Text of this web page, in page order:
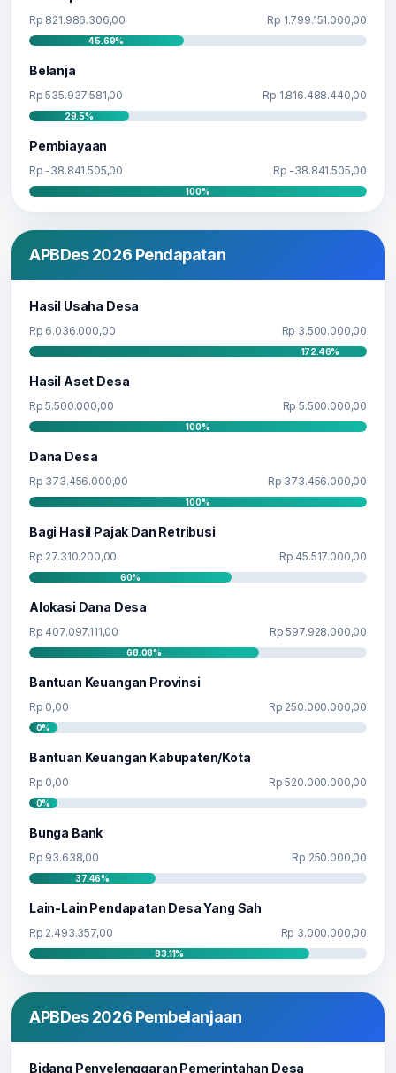
Rp 821.986.306,00 Rp 1.799.151.000,00
45.69%
Belanja
Rp 535.937.581,00 Rp 1.816.488.440,00
29.5%
Pembiayaan
Rp -38.841.505,00 Rp -38.841.505,00
100%
APBDes 2026 Pendapatan
Hasil Usaha Desa
Rp 6.036.000,00 Rp 3.500.000,00
172.46%
Hasil Aset Desa
Rp 5.500.000,00 Rp 5.500.000,00
100%
Dana Desa
Rp 373.456.000,00 Rp 373.456.000,00
100%
Bagi Hasil Pajak Dan Retribusi
Rp 27.310.200,00 Rp 45.517.000,00
60%
Alokasi Dana Desa
Rp 407.097.111,00 Rp 597.928.000,00
68.08%
Bantuan Keuangan Provinsi
Rp 0,00 Rp 250.000.000,00
0%
Bantuan Keuangan Kabupaten/Kota
Rp 0,00 Rp 520.000.000,00
0%
Bunga Bank
Rp 93.638,00 Rp 250.000,00
37.46%
Lain-Lain Pendapatan Desa Yang Sah
Rp 2.493.357,00 Rp 3.000.000,00
83.11%
APBDes 2026 Pembelanjaan
Bidang Penyelenggaran Pemerintahan Desa